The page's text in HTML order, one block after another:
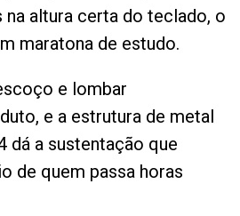
altura certa do teclado, o
maratona de estudo.
e lombar
e a estrutura de metal
dá a sustentação que
de quem passa horas